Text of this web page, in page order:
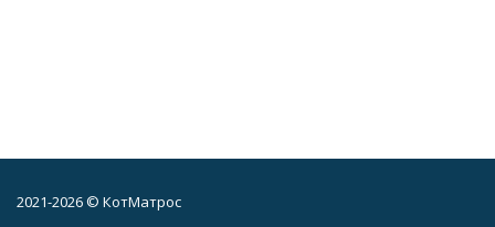
2021-2026 © КотМатрос